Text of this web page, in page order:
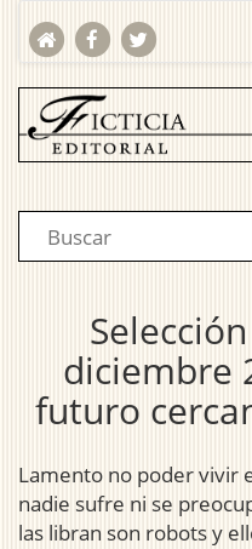
diciembre
futuro
Lamento no poder vivir
nadie sufre ni se
las libran son robots y